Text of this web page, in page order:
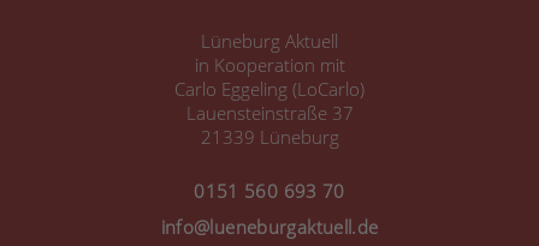
Lüneburg Aktuell
in Kooperation mit
Carlo Eggeling (LoCarlo)
Lauensteinstraße 37
21339 Lüneburg
0151 560 693 70
info@lueneburgaktuell.de